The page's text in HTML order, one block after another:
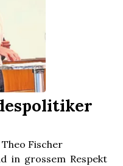
Fischer
in grossem Respekt